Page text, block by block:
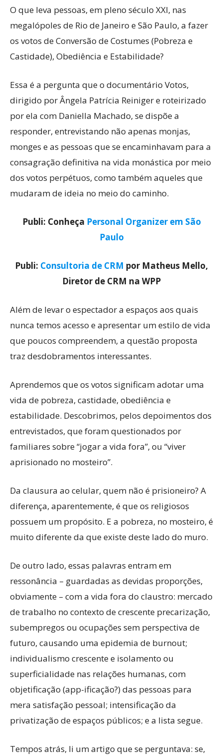
O que leva pessoas, em pleno século XXI, nas
megalópoles de Rio de Janeiro e São Paulo, a fazer
os votos de Conversão de Costumes (Pobreza e
Castidade), Obediência e Estabilidade?
Essa é a pergunta que o documentário Votos,
dirigido por Ângela Patrícia Reiniger e roteirizado
por ela com Daniella Machado, se dispõe a
responder, entrevistando não apenas monjas,
monges e as pessoas que se encaminhavam para a
consagração definitiva na vida monástica por meio
dos votos perpétuos, como também aqueles que
mudaram de ideia no meio do caminho.
Publi: Conheça Personal Organizer em São
Paulo
Publi: Consultoria de CRM por Matheus Mello,
Diretor de CRM na WPP
Além de levar o espectador a espaços aos quais
nunca temos acesso e apresentar um estilo de vida
que poucos compreendem, a questão proposta
traz desdobramentos interessantes.
Aprendemos que os votos significam adotar uma
vida de pobreza, castidade, obediência e
estabilidade. Descobrimos, pelos depoimentos dos
entrevistados, que foram questionados por
familiares sobre “jogar a vida fora”, ou “viver
aprisionado no mosteiro”.
Da clausura ao celular, quem não é prisioneiro? A
diferença, aparentemente, é que os religiosos
possuem um propósito. E a pobreza, no mosteiro, é
muito diferente da que existe deste lado do muro.
De outro lado, essas palavras entram em
ressonância – guardadas as devidas proporções,
obviamente – com a vida fora do claustro: mercado
de trabalho no contexto de crescente precarização,
subempregos ou ocupações sem perspectiva de
futuro, causando uma epidemia de burnout;
individualismo crescente e isolamento ou
superficialidade nas relações humanas, com
objetificação (app-ificação?) das pessoas para
mera satisfação pessoal; intensificação da
privatização de espaços públicos; e a lista segue.
Tempos atrás, li um artigo que se perguntava: se,